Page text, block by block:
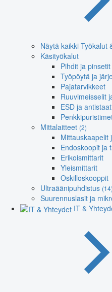
Näytä kaikki Työkalut
Käsityökalut
Pihdit ja pinsetit
Työpöytä ja
Pajatarvikkeet
Ruuvimeisselit
ESD ja
Mittalaitteet (2)
Mittauskaapelit
Endoskoopit ja
Erikoismittarit
Yleismittarit
Oskilloskooppit
Ultraäänipuhdistus (14)
Suurennuslasit ja
IT &